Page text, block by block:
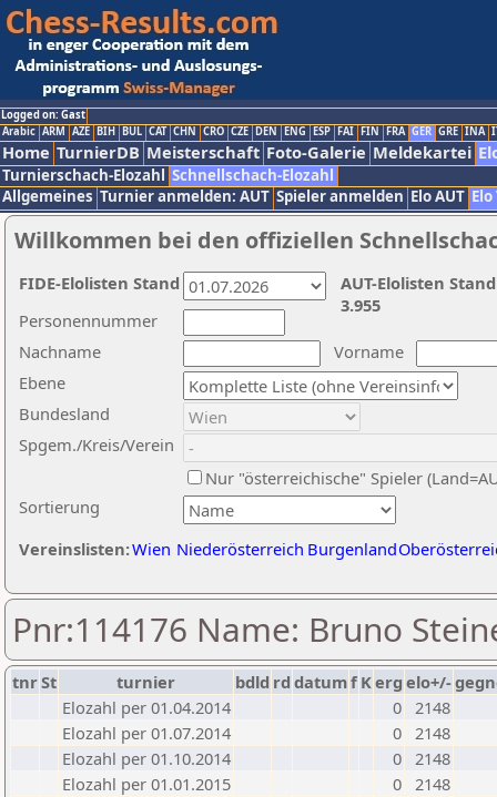
Logged on: Gast
Arabic ARM AZE BIH BUL CAT CHN CRO CZE DEN ENG ESP FAI FIN FRA GER GRE INA
Home TurnierDB Meisterschaft Foto-Galerie Meldekartei
Turnierschach-Elozahl Schnellschach-Elozahl
Allgemeines Turnier anmelden: AUT Spieler anmelden Elo AUT
Willkommen bei den offiziellen
Nachname
Vorname
Ebene
Sortierung
Personennummer
Bundesland
Spgem./Kreis/Verein
Nur "österreichische" Spieler
Vereinslisten:Wien Niederösterreich Burgenland
AUT-Elolisten
3.955
FIDE-Elolisten Stand
Pnr:114176 Name: Bruno
tnrSt turnier bdld rd datumf Kerg elo+/-
Elozahl per 01.04.2014
0 2148
Elozahl per 01.07.2014
0 2148
Elozahl per 01.10.2014
0 2148
Elozahl per 01.01.2015
0 2148